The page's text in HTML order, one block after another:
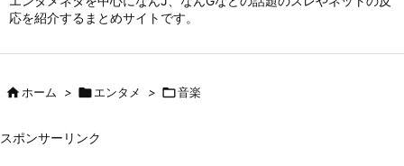
応を紹介するまとめサイトです。
ホーム > エンタメ > 音楽
スポンサーリンク